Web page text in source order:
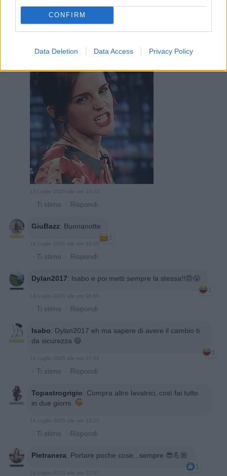
CONFIRM
Data Deletion Data Access Privacy Policy
·Ti stimo·Rispondi
Bociaa:Isabo si si anche io stessa moltiplicazione
· Ti stimo · Rispondi
GiuBazz: Buonanotte
1
· Ti stimo · Rispondi
Dylan2017: Isabo e poi metti sempre la stessa!!😠😤
1
14 Luglio 2025 alle ore 06:59
· Ti stimo · Rispondi
Isabo: Dylan2017 eh ma sapere di avere il cambio ti
da sicurezza 😄
1
14 Luglio 2025 alle ore 07:04
· Ti stimo · Rispondi
Topastrogrigio: Compra altre lavatrici, così fai tutto
in due giorni.
· Ti stimo · Rispondi
Pietranera: Portare poche cose...sempre 😎💪🏼
1
14 Luglio 2025 alle ore 22:57